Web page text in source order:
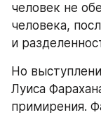
человек не
человека,
и
Но
Луиса
примирения.